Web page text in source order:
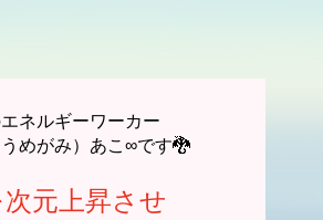
ネルギーワーカー
めがみ）あこ∞です🐉
元上昇させ